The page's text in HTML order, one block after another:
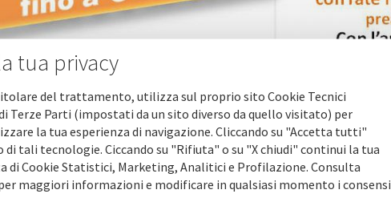
tua privacy
del trattamento, utilizza sul proprio sito Cookie Tecnici
Terze Parti (impostati da un sito diverso da quello visitato) per
la tua esperienza di navigazione. Cliccando su "Accetta tutti"
tali tecnologie. Ciccando su "Rifiuta" o su "X chiudi" continui la tua
di Cookie Statistici, Marketing, Analitici e Profilazione. Consulta
maggiori informazioni e modificare in qualsiasi momento i consensi